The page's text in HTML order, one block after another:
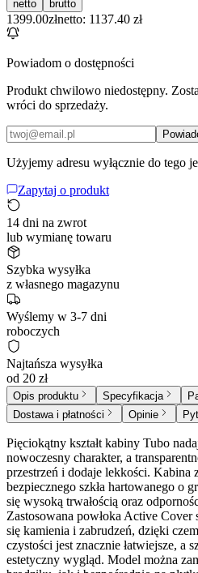
netto brutto
1399.00złnetto: 1137.40 zł
Powiadom o dostępności
Produkt chwilowo niedostępny.
wróci do sprzedaży.
Użyjemy adresu wyłącznie do tego
Zapytaj o produkt
14 dni na zwrot
lub wymianę towaru
Szybka wysyłka
z własnego magazynu
Wyślemy w 3-7 dni
roboczych
Najtańsza wysyłka
od 20 zł
Opis produktu Specyfikacja
Dostawa i płatności
Opinie
Pięciokątny kształt kabiny Tubo
nowoczesny charakter, a
przestrzeń i dodaje lekkości. Kabina
bezpiecznego szkła hartowanego o
się wysoką trwałością oraz
Zastosowana powłoka Active Cover
się kamienia i zabrudzeń, dzięki
czystości jest znacznie łatwiejsze, a
estetyczny wygląd. Model można